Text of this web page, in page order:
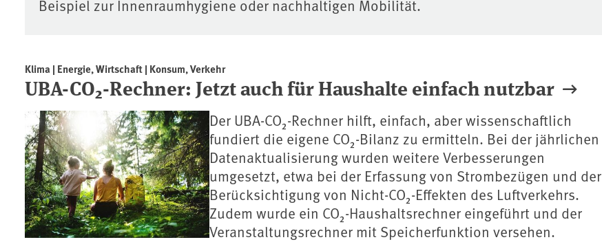
Beispiel zur Innenraumhygiene oder nachhaltigen Mobilität.
Klima | Energie, Wirtschaft | Konsum, Verkehr
UBA-CO₂-Rechner: Jetzt auch für Haushalte einfach nutzbar
Der UBA-CO₂-Rechner hilft, einfach, aber wissenschaftlich
fundiert die eigene CO₂-Bilanz zu ermitteln. Bei der jährlichen
Datenaktualisierung wurden weitere Verbesserungen
umgesetzt, etwa bei der Erfassung von Strombezügen und der
Berücksichtigung von Nicht-CO₂-Effekten des Luftverkehrs.
Zudem wurde ein CO₂-Haushaltsrechner eingeführt und der
Veranstaltungsrechner mit Speicherfunktion versehen.